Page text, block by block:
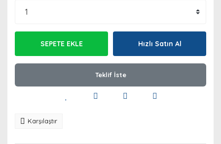
SEPETE EKLE Hızlı Satın Al
Teklif İste
Karşılaştır